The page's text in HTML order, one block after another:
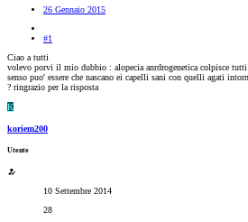
26 Gennaio 2015
#1
Ciao a tutti
volevo porvi il mio dubbio : alopecia anrdrogenetica colpisce
senso puo' essere che nascano ei capelli sani con quelli agati
? ringrazio per la risposta
K
koriem200
Utente
10 Settembre 2014
28